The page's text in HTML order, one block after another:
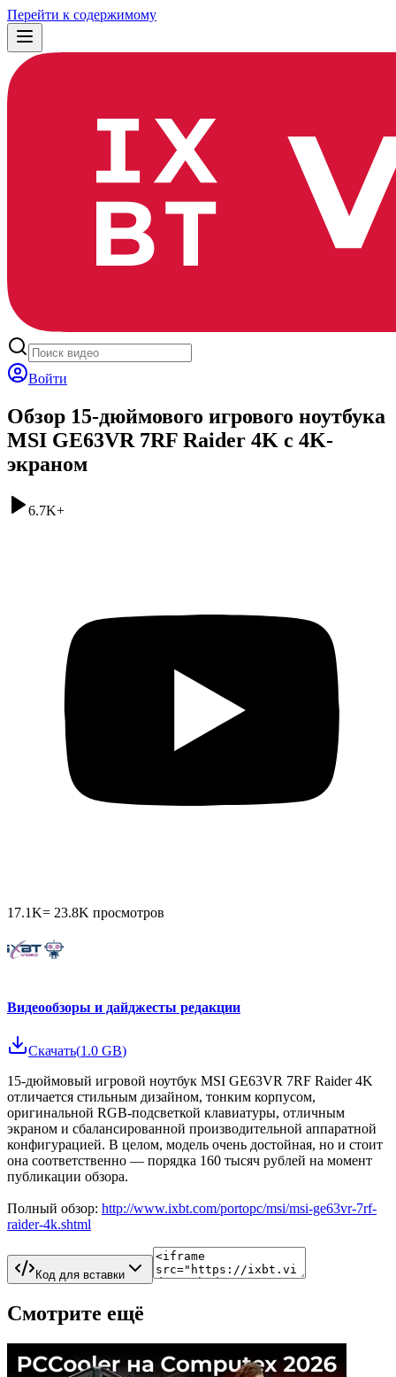
Перейти к содержимому
Войти
Обзор 15-дюймового игрового ноутбука
MSI GE63VR 7RF Raider 4K с 4K-
экраном
6.7K+
17.1K= 23.8K просмотров
Видеообзоры и дайджесты редакции
Скачать(1.0 GB)
15-дюймовый игровой ноутбук MSI GE63VR 7RF Raider 4K
отличается стильным дизайном, тонким корпусом,
оригинальной RGB-подсветкой клавиатуры, отличным
экраном и сбалансированной производительной аппаратной
конфигурацией. В целом, модель очень достойная, но и стоит
она соответственно — порядка 160 тысяч рублей на момент
публикации обзора.
Полный обзор: http://www.ixbt.com/portopc/msi/msi-ge63vr-7rf-
raider-4k.shtml
Код для вставки
Смотрите ещё